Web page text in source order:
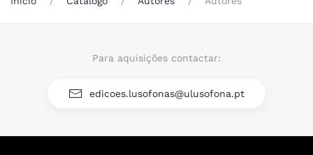
Para aquisições contactar:
edicoes.lusofonas@ulusofona.pt